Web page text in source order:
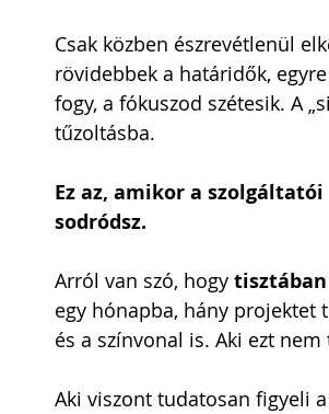
Fenntarthatóság Kapcsolati Tőke
Szilágyi Attila Kolozsvári Arnold
Heti Ébresztő Heinbach Dárius
Csak közben észrevétlenül
rövidebbek a határidők,
fogy, a fókuszod szétesik. A
tűzoltásba.
Ez az, amikor a
sodródsz.
Arról van szó, hogy
egy hónapba, hány projektet
és a színvonal is. Aki ezt
Aki viszont tudatosan figyeli